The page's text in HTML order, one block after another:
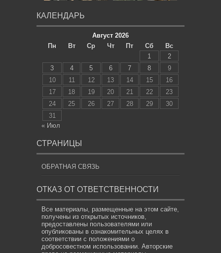
КАЛЕНДАРЬ
Август 2026
Пн
Вт Ср Чт Пт Сб
Вс
1
2
3
4 5 6 7 8
9
10
11 12 13 14 15
16
17
18 19 20 21 22
23
24
25 26 27 28 29
30
31
« Июл
СТРАНИЦЫ
ОБРАТНАЯ СВЯЗЬ
ОТКАЗ ОТ ОТВЕТСТВЕННОСТИ
Все материалы, размещенные на этом сайте,
получены из открытых источников,
предоставлены пользователями или
опубликованы в ознакомительных целях в
соответствии с положениями о
добросовестном использовании. Авторские